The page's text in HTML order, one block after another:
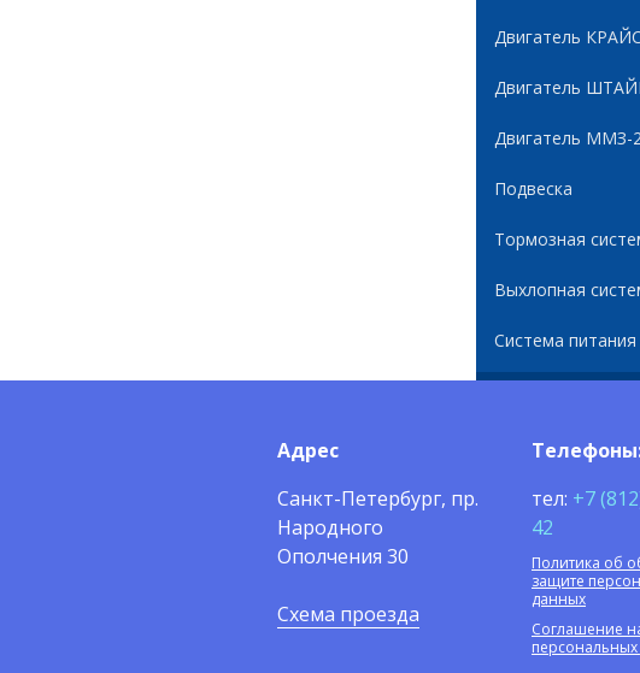
Двигатель
Двигатель
Двигатель ММЗ-
Подвеска
Тормозная
Выхлопная
Система питания
Адрес
Санкт-Петербург, пр.
Народного
Ополчения 30
Схема проезда
тел: +7
42
Политика об
защите
данных
Соглашение